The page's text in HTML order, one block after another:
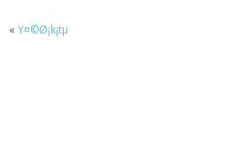
« Y¤©Ø¡k¡tµ